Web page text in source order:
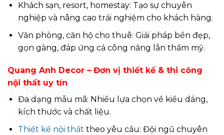
Khách sạn, resort, homestay: Tạo sự chuyên
nghiệp và nâng cao trải nghiệm cho khách hàng.
Văn phòng, căn hộ cho thuê: Giải pháp bền đẹp,
gọn gàng, đáp ứng cả công năng lẫn thẩm mỹ.
Quang Anh Decor – Đơn vị thiết kế & thi công
nội thất uy tín
Đa dạng mẫu mã: Nhiều lựa chọn về kiểu dáng,
kích thước và chất liệu.
Thiết kế nội thất theo yêu cầu: Đội ngũ chuyên